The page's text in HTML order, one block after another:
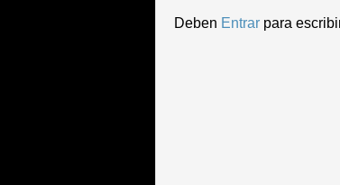
Deben Entrar para